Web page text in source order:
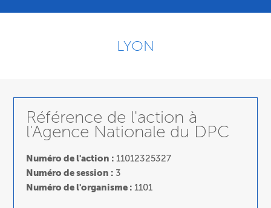
LYON
Référence de l'action à
l'Agence Nationale du DPC
Numéro de l'action :11012325327
Numéro de session :3
Numéro de l'organisme :1101